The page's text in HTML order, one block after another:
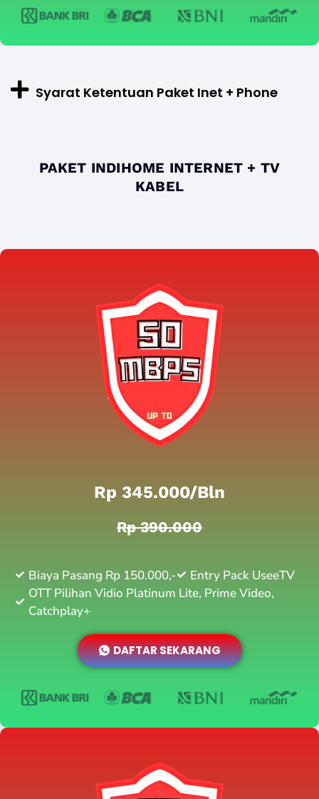
Syarat Ketentuan Paket Inet + Phone
PAKET INDIHOME INTERNET + TV
KABEL
Rp 345.000/bln
Rp 390.000
Biaya Pasang Rp 150.000,-
Entry Pack UseeTV
OTT Pilihan Vidio Platinum Lite, Prime Video,
Catchplay+
DAFTAR SEKARANG